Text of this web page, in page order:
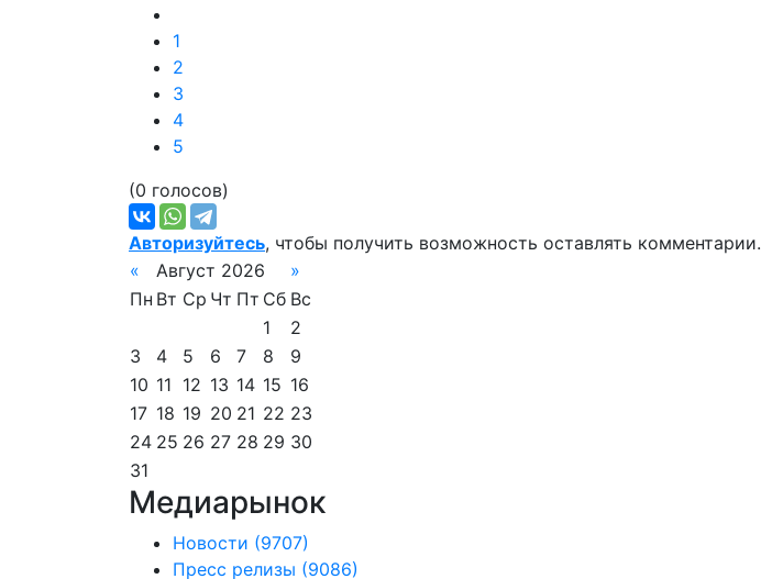
1
2
3
4
5
(0 голосов)
Авторизуйтесь, чтобы получить возможность оставлять комментарии.
«
Август 2026
»
Пн Вт Ср Чт Пт Сб Вс
1
2
3
4 5 6 7 8
9
10 11 12 13 14 15 16
17 18 19 20 21 22 23
24 25 26 27 28 29 30
31
Медиарынок
Новости (9707)
Пресс релизы (9086)